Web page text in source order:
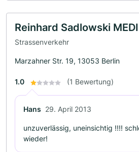
Reinhard Sadlowski
Strassenverkehr
Marzahner Str. 19, 13053 Berlin
1.0 (1 Bewertung)
Hans 29. April 2013
unzuverlässig, uneinsichtig !!!!
wieder!